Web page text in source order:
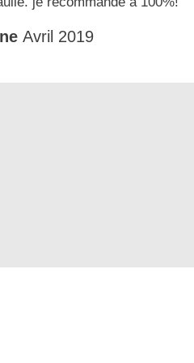
Avril 2019